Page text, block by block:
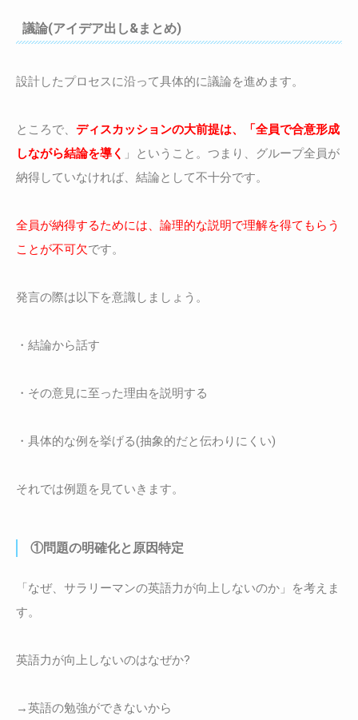
議論(アイデア出し&まとめ)
設計したプロセスに沿って具体的に議論を進めます。
ところで、 ディスカッションの大前提は、「全員で合意形成
しながら結論を導く 」ということ。つまり、グループ全員が
納得していなければ、結論として不十分です。
全員が納得するためには、論理的な説明で理解を得てもらう
ことが不可欠です。
発言の際は以下を意識しましょう。
・結論から話す
・その意見に至った理由を説明する
・具体的な例を挙げる(抽象的だと伝わりにくい)
それでは例題を見ていきます。
①問題の明確化と原因特定
「なぜ、サラリーマンの英語力が向上しないのか」を考えま
す。
英語力が向上しないのはなぜか?
→英語の勉強ができないから